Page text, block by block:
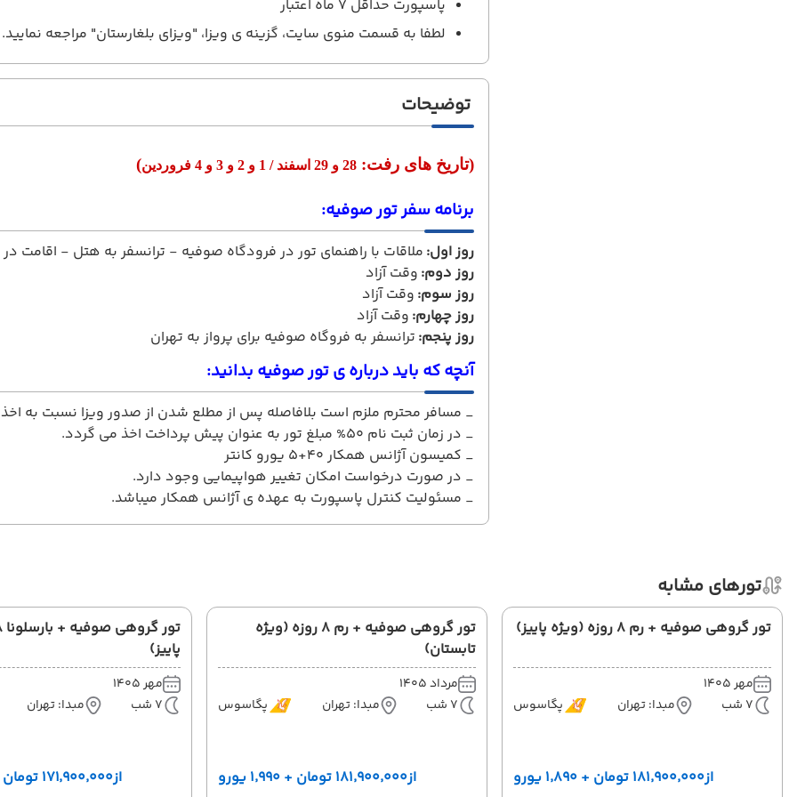
پاسپورت حداقل 7 ماه اعتبار
لطفا به قسمت منوی سایت، گزینه ی ویزا، "ویزای بلغارستان" مراجعه نمایید.
توضیحات
(تاریخ های رفت: 28 و 29 اسفند / 1 و 2 و 3 و 4 فروردین )
برنامه سفر تور صوفیه:
روز اول: ملاقات با راهنمای تور در فرودگاه صوفیه - ترانسفر به هتل - اقامت
روز دوم: وقت آزاد
روز سوم: وقت آزاد
روز چهارم: وقت آزاد
روز پنجم: ترانسفر به فروگاه صوفیه برای پرواز به تهران
آنچه که باید درباره ی تور صوفیه بدانید:
_ مسافر محترم ملزم است بلافاصله پس از مطلع شدن از صدور ویزا نسبت به اخذ
_ در زمان ثبت نام 50% مبلغ تور به عنوان پیش پرداخت اخذ می گردد.
_ کمیسون آژانس همکار 40+5 یورو کانتر
_ در صورت درخواست امکان تغییر هواپیمایی وجود دارد.
_ مسئولیت کنترل پاسپورت به عهده ی آژانس همکار میباشد.
تورهای مشابه
تور گروهی صوفیه + رم 8 روزه (ویژه پاییز)
مهر 1405
7 شب
مبدا: تهران پگاسوس
از۱۸۱٬۹۰۰٬۰۰۰ تومان + ۱٬۸۹۰ یورو
تور گروهی صوفیه + رم 8 روزه (ویژه
تابستان)
مرداد 1405
7 شب
مبدا: تهران پگاسوس
از۱۸۱٬۹۰۰٬۰۰۰ تومان + ۱٬۹۹۰ یورو
پاییز)
مهر 1405
7 شب
مبدا: تهران
از۱۷۱٬۹۰۰٬۰۰۰ تومان + ۱٬۸۹۰ یورو